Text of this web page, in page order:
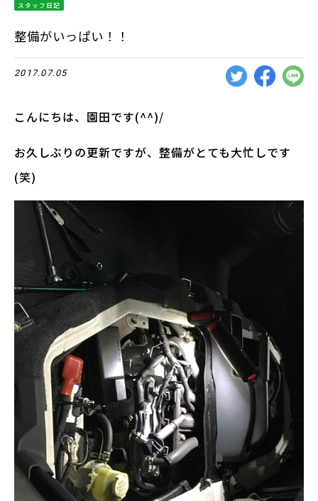
スタッフ日記
整備がいっぱい！！
2017.07.05
こんにちは、園田です(^^)/
お久しぶりの更新ですが、整備がとても大忙しです
(笑)